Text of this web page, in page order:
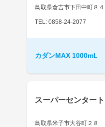
鳥取県倉吉市下田中町８４
TEL: 0858-24-2077
カダンMAX 1000mL
スーパーセンター
鳥取県米子市大谷町２８